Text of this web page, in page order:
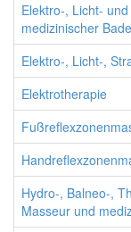
Elektro-, Licht-
medizinischer
Elektro-, Licht-,
Elektrotherapie
Hydro-, Balneo-,
Masseur und